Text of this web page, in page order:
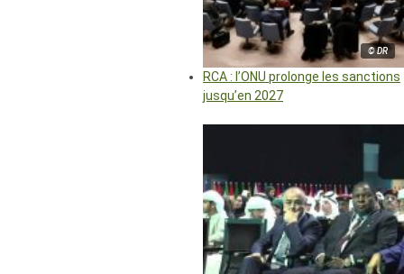
© DR
RCA : l’ONU prolonge les sanctions
jusqu’en 2027